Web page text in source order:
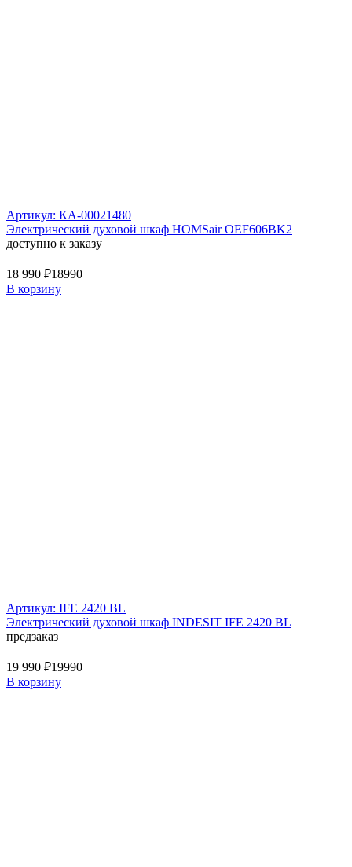
Артикул: КА-00021480
Электрический духовой шкаф HOMSair OEF606BK2
доступно к заказу
18 990 ₽18990
В корзину
Артикул: IFE 2420 BL
Электрический духовой шкаф INDESIT IFE 2420 BL
предзаказ
19 990 ₽19990
В корзину